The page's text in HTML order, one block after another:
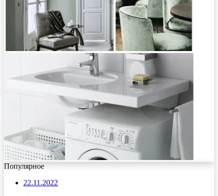
Популярное
22.11.2022